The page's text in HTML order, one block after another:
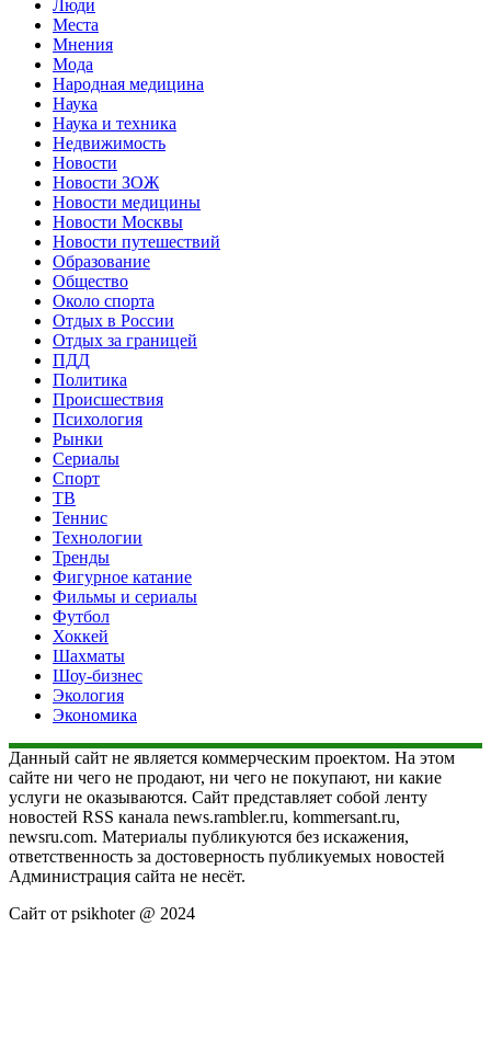
Люди
Места
Мнения
Мода
Народная медицина
Наука
Наука и техника
Недвижимость
Новости
Новости ЗОЖ
Новости медицины
Новости Москвы
Новости путешествий
Образование
Общество
Около спорта
Отдых в России
Отдых за границей
ПДД
Политика
Происшествия
Психология
Рынки
Сериалы
Спорт
ТВ
Теннис
Технологии
Тренды
Фигурное катание
Фильмы и сериалы
Футбол
Хоккей
Шахматы
Шоу-бизнес
Экология
Экономика
Данный сайт не является коммерческим проектом. На этом
сайте ни чего не продают, ни чего не покупают, ни какие
услуги не оказываются. Сайт представляет собой ленту
новостей RSS канала news.rambler.ru, kommersant.ru,
newsru.com. Материалы публикуются без искажения,
ответственность за достоверность публикуемых новостей
Администрация сайта не несёт.
Сайт от psikhoter @ 2024